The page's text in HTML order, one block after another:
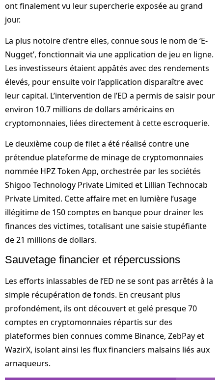
ont finalement vu leur supercherie exposée au grand
jour.
La plus notoire d’entre elles, connue sous le nom de ‘E-
Nugget’, fonctionnait via une application de jeu en ligne.
Les investisseurs étaient appâtés avec des rendements
élevés, pour ensuite voir l’application disparaître avec
leur capital. L’intervention de l’ED a permis de saisir pour
environ 10.7 millions de dollars américains en
cryptomonnaies, liées directement à cette escroquerie.
Le deuxième coup de filet a été réalisé contre une
prétendue plateforme de minage de cryptomonnaies
nommée HPZ Token App, orchestrée par les sociétés
Shigoo Technology Private Limited et Lillian Technocab
Private Limited. Cette affaire met en lumière l’usage
illégitime de 150 comptes en banque pour drainer les
finances des victimes, totalisant une saisie stupéfiante
de 21 millions de dollars.
Sauvetage financier et répercussions
Les efforts inlassables de l’ED ne se sont pas arrêtés à la
simple récupération de fonds. En creusant plus
profondément, ils ont découvert et gelé presque 70
comptes en cryptomonnaies répartis sur des
plateformes bien connues comme Binance, ZebPay et
WazirX, isolant ainsi les flux financiers malsains liés aux
arnaqueurs.